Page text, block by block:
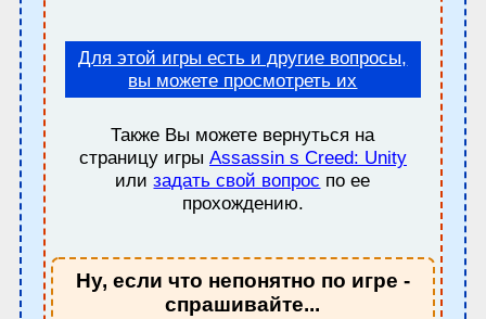
Для этой игры есть и другие вопросы,
вы можете просмотреть их
Также Вы можете вернуться на
страницу игры Assassin s Creed: Unity
илизадать свой вопрос по ее
прохождению.
Ну, если что непонятно по игре -
спрашивайте...